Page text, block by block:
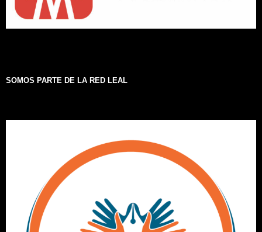
SOMOS PARTE DE LA RED LEAL